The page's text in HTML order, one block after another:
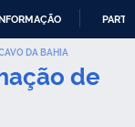
DA BAHIA
de